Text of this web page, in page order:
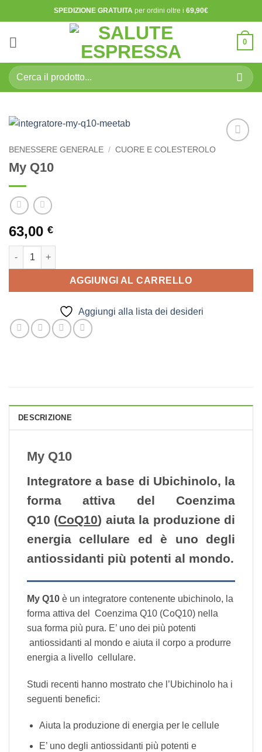
ai
contenuti
SPEDIZIONE GRATUITA per ordini oltre i 69,90€
0
Cerca:
Aggiungi
BENESSERE GENERALE / CUORE E COLESTEROLO
My Q10
63,00 €
My Q10 quantità
AGGIUNGI AL CARRELLO
Aggiungi alla lista dei desideri
DESCRIZIONE
My Q10
Integratore a base di Ubichinolo, la
forma attiva del Coenzima
Q10 (CoQ10) aiuta la produzione di
energia cellulare ed è uno degli
antiossidanti più potenti al mondo.
My Q10 è un integratore contenente ubichinolo, la
forma attiva del Coenzima Q10 (CoQ10) nella
sua forma più pura. E’ uno dei più potenti
antiossidanti al mondo e aiuta il corpo a produrre
energia a livello cellulare.
Studi recenti hanno mostrato che l’Ubichinolo ha i
seguenti benefici:
Aiuta la produzione di energia per le cellule
E’ uno degli antiossidanti più potenti e